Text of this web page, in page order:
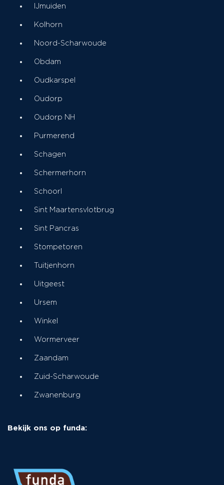
IJmuiden
Kolhorn
Noord-Scharwoude
Obdam
Oudkarspel
Oudorp
Oudorp NH
Purmerend
Schagen
Schermerhorn
Schoorl
Sint Maartensvlotbrug
Sint Pancras
Stompetoren
Tuitjenhorn
Uitgeest
Ursem
Winkel
Wormerveer
Zaandam
Zuid-Scharwoude
Zwanenburg
Bekijk ons op funda: